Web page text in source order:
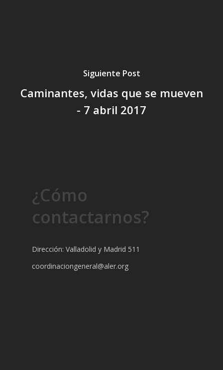
Siguiente Post
Caminantes, vidas que se mueven
- 7 abril 2017
¿Cómo
contactarnos?
Dirección: Valladolid y Madrid 511
coordinaciongeneral@aler.org